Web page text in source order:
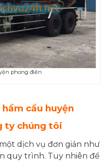
phong điền
cầu huyện
ty chúng tôi
dịch vụ đơn giản như
quy trình. Tuy nhiên để